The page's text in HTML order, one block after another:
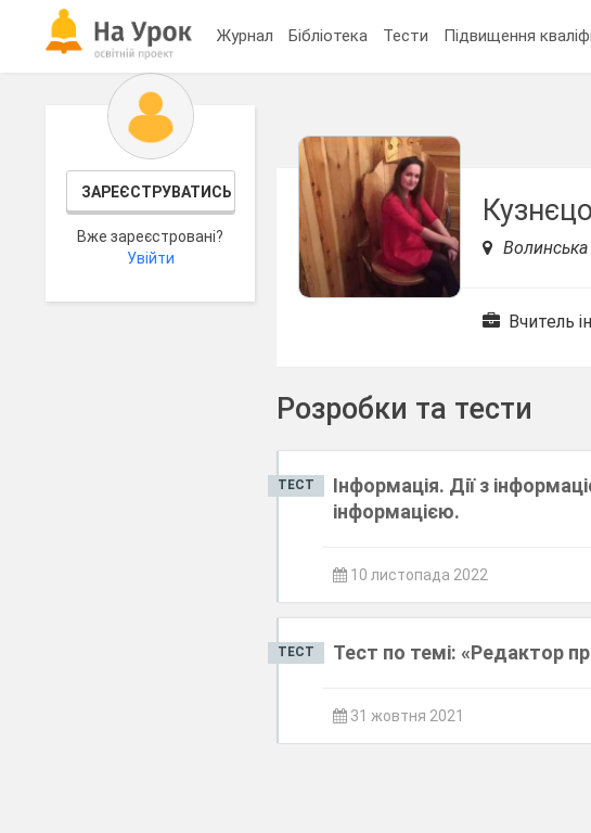
Журнал Бібліотека Тести Підвищення
ЗАРЕЄСТРУВАТИСЬ
Вже зареєстровані?
Увійти
Вчитель
Розробки та тести
ТЕСТ
Інформація. Дії з
інформацією.
10 листопада 2022
ТЕСТ Тест по темі: «Редактор
31 жовтня 2021